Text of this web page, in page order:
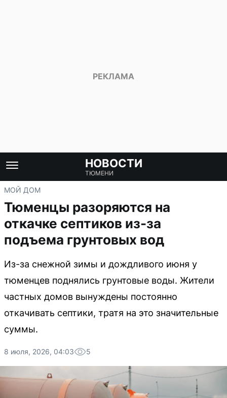
НОВОСТИ
ТЮМЕНИ
МОЙ ДОМ
Тюменцы разоряются на
откачке септиков из-за
подъема грунтовых вод
Из-за снежной зимы и дождливого июня у
тюменцев поднялись грунтовые воды. Жители
частных домов вынуждены постоянно
откачивать септики, тратя на это значительные
суммы.
8 июля, 2026, 04:03 5